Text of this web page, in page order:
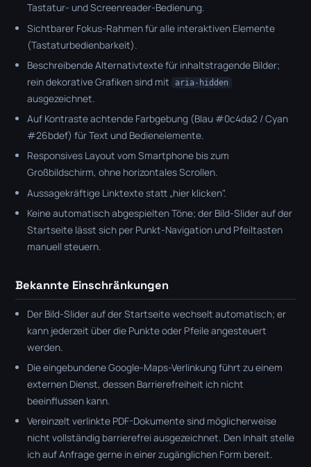
Tastatur- und Screenreader-Bedienung.
Sichtbarer Fokus-Rahmen für alle interaktiven Elemente
(Tastaturbedienbarkeit).
Beschreibende Alternativtexte für inhaltstragende Bilder;
rein dekorative Grafiken sind mit
aria-hidden
ausgezeichnet.
Auf Kontraste achtende Farbgebung (Blau #0c4da2 / Cyan
#26bdef) für Text und Bedienelemente.
Responsives Layout vom Smartphone bis zum
Großbildschirm, ohne horizontales Scrollen.
Aussagekräftige Linktexte statt „hier klicken".
Keine automatisch abgespielten Töne; der Bild-Slider auf der
Startseite lässt sich per Punkt-Navigation und Pfeiltasten
manuell steuern.
Bekannte Einschränkungen
Der Bild-Slider auf der Startseite wechselt automatisch; er
kann jederzeit über die Punkte oder Pfeile angesteuert
werden.
Die eingebundene Google-Maps-Verlinkung führt zu einem
externen Dienst, dessen Barrierefreiheit ich nicht
beeinflussen kann.
Vereinzelt verlinkte PDF-Dokumente sind möglicherweise
nicht vollständig barrierefrei ausgezeichnet. Den Inhalt stelle
ich auf Anfrage gerne in einer zugänglichen Form bereit.